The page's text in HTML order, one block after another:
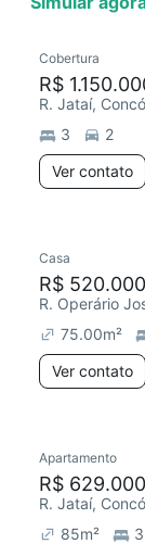
Cobertura
R$
R. Jataí,
3
2
Ver contato
Casa
R$ 520.000
R. Operário
75.00m²
Ver contato
Apartamento
R$ 629.000
R. Jataí,
85m² 3